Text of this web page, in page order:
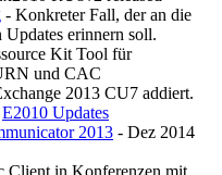
- Konkreter Fall, der an die
erinnern soll.
Kit Tool für
und CAC
2013 CU7 addiert.
E2010 Updates
2013 - Dez 2014
Client in Konferenzen mit